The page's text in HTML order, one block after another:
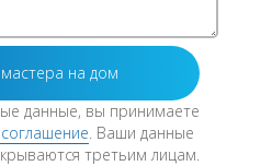
данные, вы принимаете
. Ваши данные
третьим лицам.